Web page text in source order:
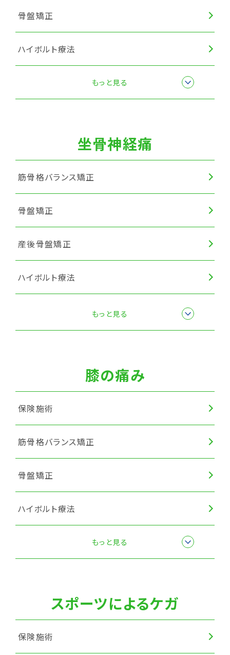
骨盤矯正
ハイボルト療法
もっと見る
坐骨神経痛
筋骨格バランス矯正
骨盤矯正
産後骨盤矯正
ハイボルト療法
もっと見る
膝の痛み
保険施術
筋骨格バランス矯正
骨盤矯正
ハイボルト療法
もっと見る
スポーツによるケガ
保険施術